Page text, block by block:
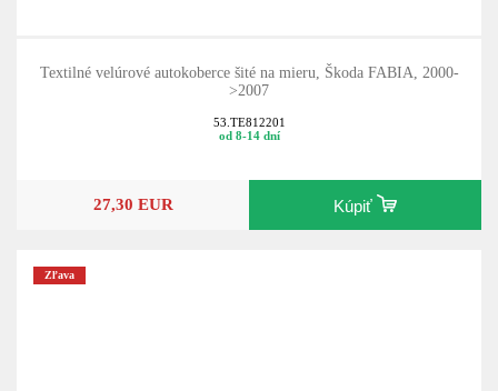
Textilné velúrové autokoberce šité na mieru, Škoda FABIA, 2000-
>2007
53.TE812201
od 8-14 dní
27,30 EUR Kúpiť
Zľava